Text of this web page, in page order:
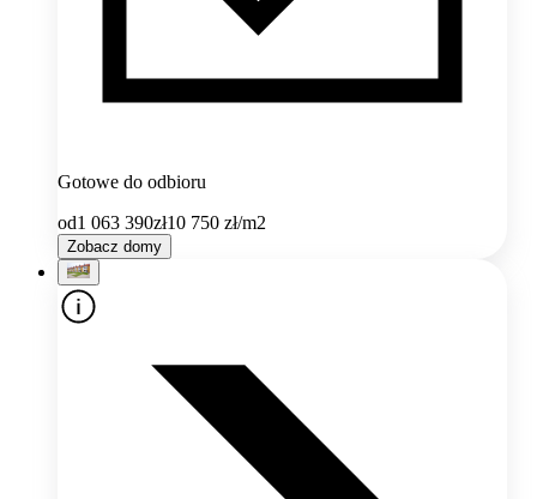
Gotowe do odbioru
od1 063 390zł10 750 zł/m2
Zobacz domy